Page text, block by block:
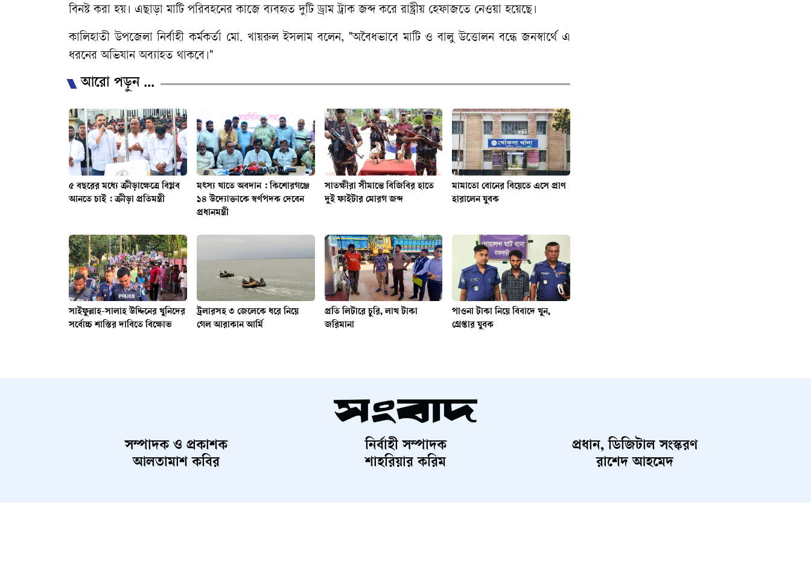
বিনষ্ট করা হয়। এছাড়া মাটি পরিবহনের কাজে ব্যবহৃত দুটি ড্রাম ট্রাক জব্দ করে রাষ্ট্রীয় হেফাজতে নেওয়া হয়েছে।
কালিহাতী উপজেলা নির্বাহী কর্মকর্তা মো. খায়রুল ইসলাম বলেন, "অবৈধভাবে মাটি ও বালু উত্তোলন বন্ধে জনস্বার্থে এ
ধরনের অভিযান অব্যাহত থাকবে।"
আরো পড়ুন ...
৫ বছরের মধ্যে ক্রীড়াক্ষেত্রে বিপ্লব
আনতে চাই : ক্রীড়া প্রতিমন্ত্রী
মৎস্য খাতে অবদান : কিশোরগঞ্জে
১৪ উদ্যোক্তাকে স্বর্ণপদক দেবেন
প্রধানমন্ত্রী
সাতক্ষীরা সীমান্তে বিজিবির হাতে
দুই ফাইটার মোরগ জব্দ
মামাতো বোনের বিয়েতে এসে প্রাণ
হারালেন যুবক
সাইফুল্লাহ-সালাহ উদ্দিনের খুনিদের
সর্বোচ্চ শাস্তির দাবিতে বিক্ষোভ
ট্রলারসহ ৩ জেলেকে ধরে নিয়ে
গেল আরাকান আর্মি
প্রতি লিটারে চুরি, লাখ টাকা
জরিমানা
পাওনা টাকা নিয়ে বিবাদে খুন,
গ্রেপ্তার যুবক
সম্পাদক ও প্রকাশক
আলতামাশ কবির
নির্বাহী সম্পাদক
শাহরিয়ার করিম
প্রধান, ডিজিটাল সংস্করণ
রাশেদ আহমেদ